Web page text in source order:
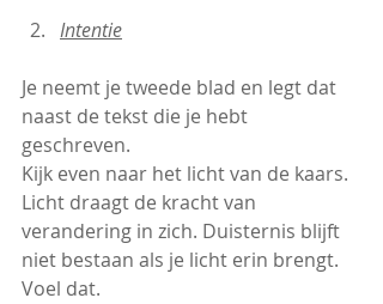
Intentie
Je neemt je tweede blad en legt dat
naast de tekst die je hebt
geschreven.
Kijk even naar het licht van de kaars.
Licht draagt de kracht van
verandering in zich. Duisternis blijft
niet bestaan als je licht erin brengt.
Voel dat.